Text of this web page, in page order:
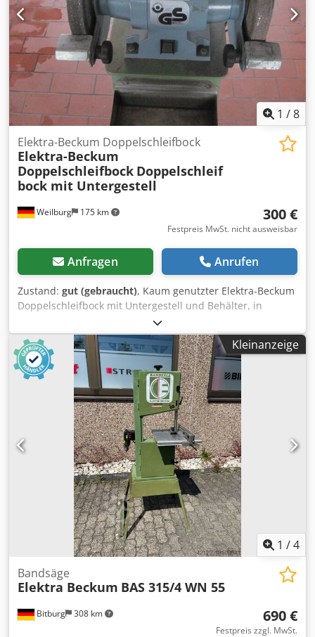
1 /8
Weilburg 175 km
Elektra-Beckum Doppelschleifbock
Elektra-Beckum
Doppelschleifbock Doppelschleif
bock mit Untergestell
300 €
Festpreis MwSt. nicht ausweisbar
Anfragen Anrufen
Zustand: gut (gebraucht), Kaum genutzter Elektra-Beckum
Doppelschleifbock mit Untergestell und Behälter, in
gutem, voll funktionsfähigen Zustand. Kein Versand
möglich Bitte keine E-Mail Anfragen! Bei Fragen stehen wir
ihnen gerne telefonisch zur Verfügung. Besichtigung und
Abholung nur nach telefonischer Terminvereinbarung
möglich! Änderungen, Zwischenverkauf sowie Irrtümer
vorbehalten. Änderungen, Zwischenverkauf sowie Irrtümer
vorbehalten. Dwodpfozti U Isx Am Dsa
Kleinanzeige
1 /4
Bitburg 308 km
Bandsäge
Elektra Beckum BAS 315/4 WN 55
690 €
Festpreis zzgl. MwSt.